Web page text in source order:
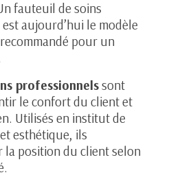
fauteuil de soins
aujourd’hui le modèle
pour un
professionnelssont
le confort du client et
Utilisés en institut de
esthétique, ils
la position du client selon